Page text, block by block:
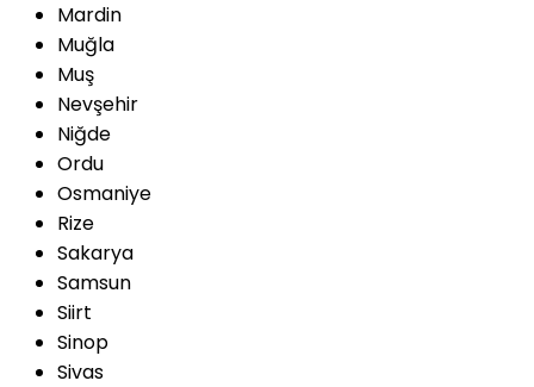
Mardin
Muğla
Muş
Nevşehir
Niğde
Ordu
Osmaniye
Rize
Sakarya
Samsun
Siirt
Sinop
Sivas